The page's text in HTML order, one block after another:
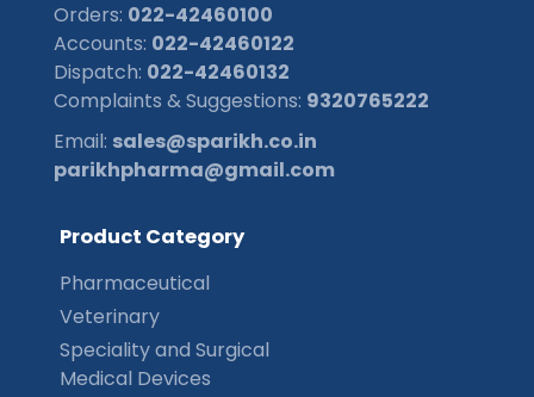
Orders: 022-42460100
Accounts: 022-42460122
Dispatch: 022-42460132
Complaints & Suggestions: 9320765222
Email: sales@sparikh.co.in
parikhpharma@gmail.com
Product Category
Pharmaceutical
Veterinary
Speciality and Surgical
Medical Devices